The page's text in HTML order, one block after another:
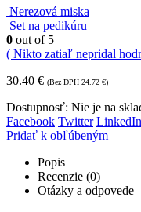
Nerezová miska
Set na pedikúru
0 out of 5
( Nikto zatiaľ nepridal
30.40 € (Bez DPH 24.72 €)
Dostupnosť: Nie je na
Facebook Twitter LinkedIn
Pridať k obľúbeným
Popis
Recenzie (0)
Otázky a odpovede